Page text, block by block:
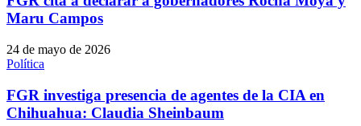
Maru Campos
24 de mayo de 2026
Política
FGR investiga presencia de agentes de la CIA en
Chihuahua: Claudia Sheinbaum